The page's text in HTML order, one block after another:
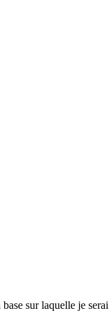
sur laquelle je